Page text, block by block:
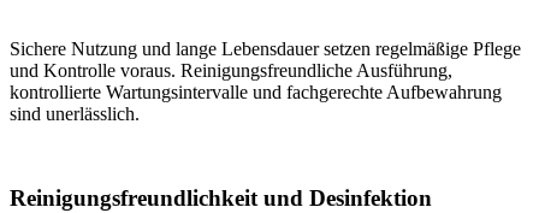
Sichere Nutzung und lange Lebensdauer setzen regelmäßige Pflege
und Kontrolle voraus. Reinigungsfreundliche Ausführung,
kontrollierte Wartungsintervalle und fachgerechte Aufbewahrung
sind unerlässlich.
Reinigungsfreundlichkeit und Desinfektion